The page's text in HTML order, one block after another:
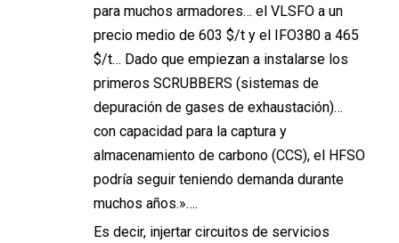
para muchos armadores… el VLSFO a un
precio medio de 603 $/t y el IFO380 a 465
$/t… Dado que empiezan a instalarse los
primeros SCRUBBERS (sistemas de
depuración de gases de exhaustación)…
con capacidad para la captura y
almacenamiento de carbono (CCS), el HFSO
podría seguir teniendo demanda durante
muchos años.»….
Es decir, injertar circuitos de servicios